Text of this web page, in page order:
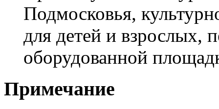
Подмосковья,
для детей и взрослых,
оборудованной
Примечание